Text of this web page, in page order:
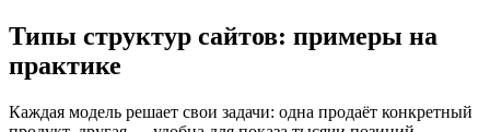
Типы структур сайтов: примеры на
практике
Каждая модель решает свои задачи: одна продаёт конкретный